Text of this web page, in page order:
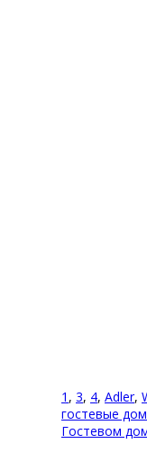
1 , 3, 4, Adler,
гостевые
Гостевом